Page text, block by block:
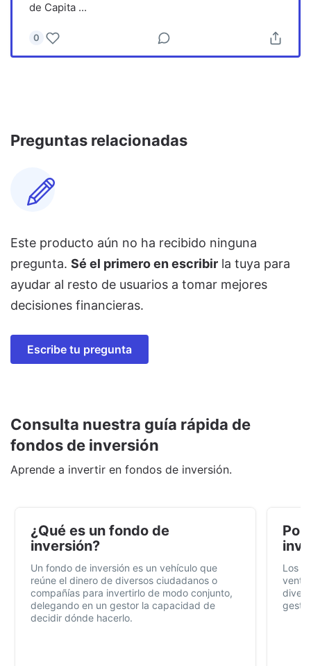
de Capita...
0
Preguntas relacionadas
Este producto aún no ha recibido ninguna
pregunta. Sé el primero en escribir la tuya para
ayudar al resto de usuarios a tomar mejores
decisiones financieras.
Escribe tu pregunta
Consulta nuestra guía rápida de
fondos de inversión
Aprende a invertir en fondos de inversión.
¿Qué es un fondo de
inversión?
Un fondo de inversión es un vehículo que
reúne el dinero de diversos ciudadanos o
compañías para invertirlo de modo conjunto,
delegando en un gestor la capacidad de
decidir dónde hacerlo.
Por
Los